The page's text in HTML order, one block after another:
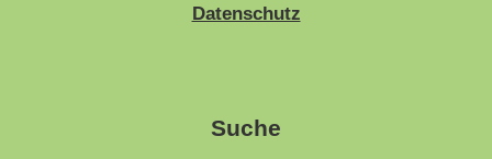
Datenschutz
Suche